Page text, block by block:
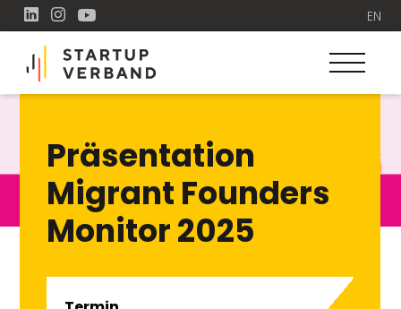
EN
Präsentation
Migrant Founders
Monitor 2025